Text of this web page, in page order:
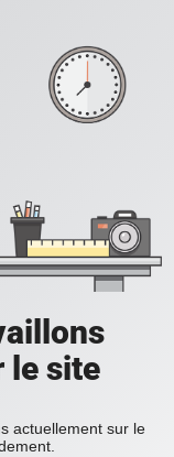
le site
actuellement sur le